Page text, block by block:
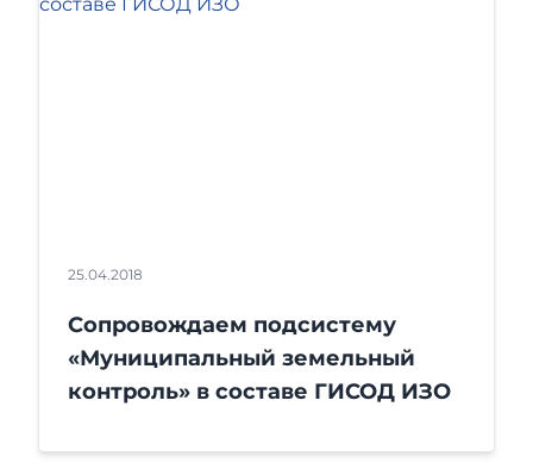
25.04.2018
Сопровождаем подсистему
«Муниципальный земельный
контроль» в составе ГИСОД ИЗО